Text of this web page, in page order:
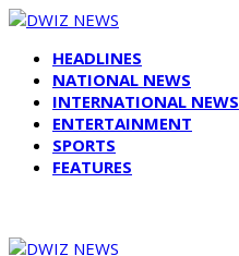
HEADLINES
NATIONAL NEWS
INTERNATIONAL NEWS
ENTERTAINMENT
SPORTS
FEATURES